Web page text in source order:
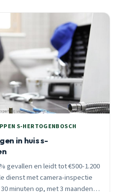
S-HERTOGENBOSCH
in huis s-
gevallen en leidt tot €500-1.200
dienst met camera-inspectie
minuten op, met 3 maanden